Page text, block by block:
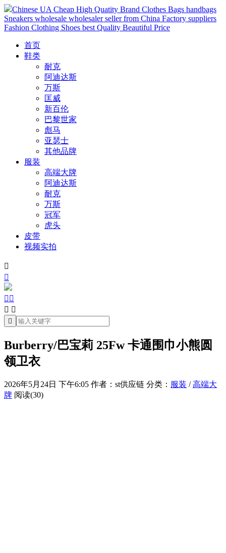
Chinese UA Cheap High Quatity Brand Clothes Bags handbags
Sneakers wholesale wholesaler seller from China Factory suppliers
Fashion Clothing Shoes best Quality Beautiful Price
首页
鞋类
耐克
阿迪达斯
万斯
匡威
新百伦
巴黎世家
彪马
亚瑟士
其他品牌
服装
高端大牌
阿迪达斯
耐克
万斯
冠军
虎头
皮带
视频实拍


 
 

Burberry/巴宝莉 25Fw 卡通围巾小熊圆
领卫衣
2026年5月24日 下午6:05 作者：st供应链 分类： 服装 /高端大
牌 阅读(30)